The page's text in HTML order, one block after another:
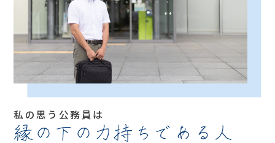
私の思う公務員は
縁の下の力持ちである人